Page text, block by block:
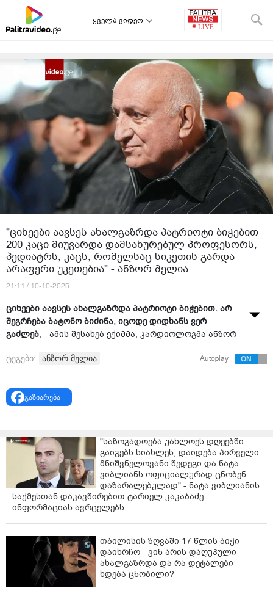
ყველა ვიდეო
"ციხეები აავსეს ახალგაზრდა პატრიოტი ბიჭებით -
200 კაცი მიუვარდა დამსახურებულ პროფესორს,
პედიატრს, კაცს, რომელსაც სიკეთის გარდა
არაფერი უკეთებია" - ანზორ მელია
21:11 / 10-10-2025
ციხეები აავსეს ახალგაზრდა პატრიოტი ბიჭებით. არ
შეგრჩება ბატონო ბიძინა, იცოდე დიდხანს ვერ
გაძლებ, - ამის შესახებ ექიმმა, კარდიოლოგმა ანზორ
მელიამ რუსთაველის გამზირზე, ექიმების საპროტესტო
აქციაზე განაცხადა.
ჩახუნაშვილი, რომელიც 4 ოქტომბრის აქციასთან
დაკავშირებით დააკავეს, აქციაზე ყოველთვის
დაისაჯოს „პირველ რიგში ეს კობახიძეა, რომელმაც
აიძულა ქუჩაში გამოსვლა“.
„200 კაცი მიუვარდა დამსახურებულ პროფესორს,
პედიატრს, კაცს, რომელსაც სიკეთის გარდა
ამქვეყნად არაფერი უკეთებია. სირცხვილია, რასაც ეს
მთავრობა ამბობს: ჯგუფური რაღაცო [ძალადობის
ორგანიზება და მოწოდება]. რა ჯგუფური, კაცი
მშვიდობიანად დგას ხოლმე რუსთაველზე და იბრძვის
ევროპული მომავლისათვის. თუ ვინმე დამნაშავეა ამ
ქვეყანაში, თუ ვინმე უნდა დაისაჯოს, პირველ რიგში ეს
კობახიძეა, რომელმაც აიძულა ქუჩაში გამოსვლა აქ
დგომა“,- განაცხადა ანზორ მელიამ.
ტეგები: ანზორ მელია Autoplay
გაზიარება
"საზოგადოება უახლოეს დღეებში
გაიგებს სიახლეს, დაიდება პირველი
მნიშვნელოვანი შედეგი და ნატა
ვიბლიანს ოფიციალურად ცნობენ
დაზარალებულად" - ნატა ვიბლიანის
საქმესთან დაკავშირებით ტარიელ კაკაბაძე
ინფორმაციას ავრცელებს
თბილისის ზღვაში 17 წლის ბიჭი
დაიხრჩო - ვინ არის დაღუპული
ახალგაზრდა და რა დეტალები
ხდება ცნობილი?